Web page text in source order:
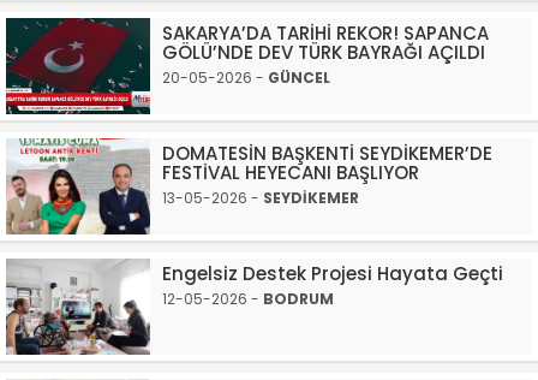
SAKARYA’DA TARİHİ REKOR! SAPANCA
GÖLÜ’NDE DEV TÜRK BAYRAĞI AÇILDI
20-05-2026 - GÜNCEL
DOMATESİN BAŞKENTİ SEYDİKEMER’DE
FESTİVAL HEYECANI BAŞLIYOR
13-05-2026 - SEYDİKEMER
Engelsiz Destek Projesi Hayata Geçti
12-05-2026 - BODRUM